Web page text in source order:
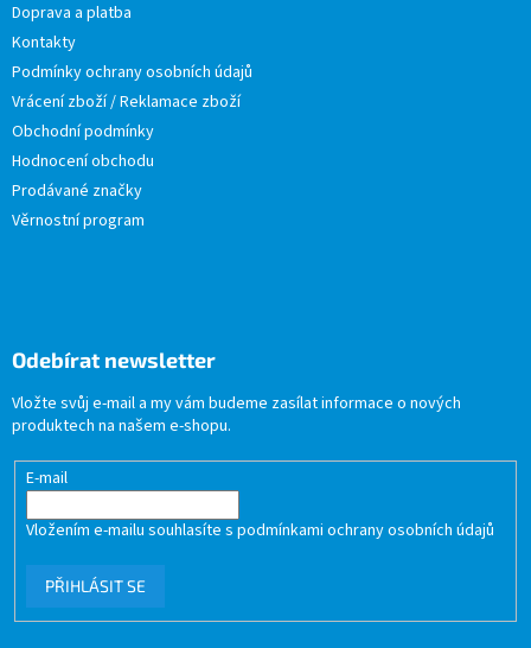
Doprava a platba
Kontakty
Podmínky ochrany osobních údajů
Vrácení zboží / Reklamace zboží
Obchodní podmínky
Hodnocení obchodu
Prodávané značky
Věrnostní program
Odebírat newsletter
Vložte svůj e-mail a my vám budeme zasílat informace o nových
produktech na našem e-shopu.
E-mail
Vložením e-mailu souhlasíte s podmínkami ochrany osobních údajů
PŘIHLÁSIT SE